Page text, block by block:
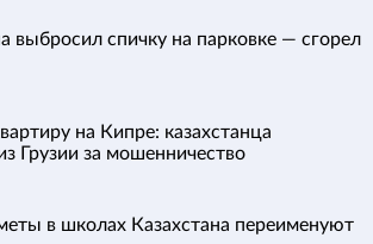
выбросил спичку на парковке — сгорел
на Кипре: казахстанца
Грузии за мошенничество
в школах Казахстана переименуют